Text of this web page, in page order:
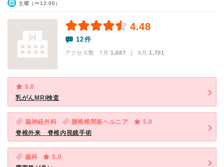
土曜（〜12:00）
4.48
12件
アクセス数 7月:1,687 | 6月:1,701
5.0
乳がんMRI検査
脳神経外科 腰椎椎間板ヘルニア
5.0
脊椎外来 脊椎内視鏡手術
歯科
5.0